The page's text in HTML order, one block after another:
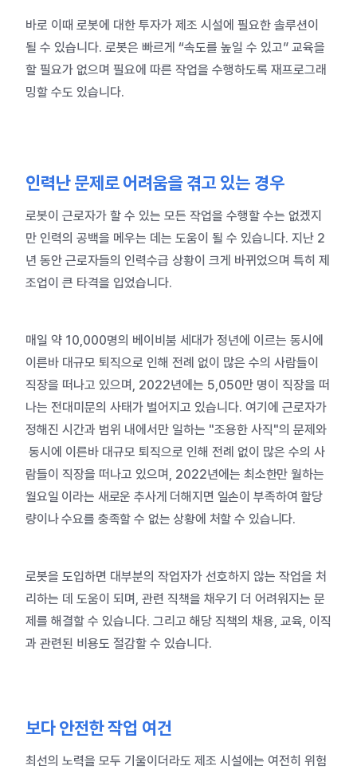
바로 이때 로봇에 대한 투자가 제조 시설에 필요한 솔루션이
될 수 있습니다. 로봇은 빠르게 “속도를 높일 수 있고” 교육을
할 필요가 없으며 필요에 따른 작업을 수행하도록 재프로그래
밍할 수도 있습니다.
인력난 문제로 어려움을 겪고 있는 경우
로봇이 근로자가 할 수 있는 모든 작업을 수행할 수는 없겠지
만 인력의 공백을 메우는 데는 도움이 될 수 있습니다. 지난 2
년 동안 근로자들의 인력수급 상황이 크게 바뀌었으며 특히 제
조업이 큰 타격을 입었습니다.
매일 약 10,000명의 베이비붐 세대가 정년에 이르는 동시에
이른바 대규모 퇴직으로 인해 전례 없이 많은 수의 사람들이
직장을 떠나고 있으며, 2022년에는 5,050만 명이 직장을 떠
나는 전대미문의 사태가 벌어지고 있습니다. 여기에 근로자가
정해진 시간과 범위 내에서만 일하는 "조용한 사직"의 문제와
동시에 이른바 대규모 퇴직으로 인해 전례 없이 많은 수의 사
람들이 직장을 떠나고 있으며, 2022년에는 최소한만 월하는
월요일 이라는 새로운 추사게 더해지면 일손이 부족하여 할당
량이나 수요를 충족할 수 없는 상황에 처할 수 있습니다.
로봇을 도입하면 대부분의 작업자가 선호하지 않는 작업을 처
리하는 데 도움이 되며, 관련 직책을 채우기 더 어려워지는 문
제를 해결할 수 있습니다. 그리고 해당 직책의 채용, 교육, 이직
과 관련된 비용도 절감할 수 있습니다.
보다 안전한 작업 여건
최선의 노력을 모두 기울이더라도 제조 시설에는 여전히 위험